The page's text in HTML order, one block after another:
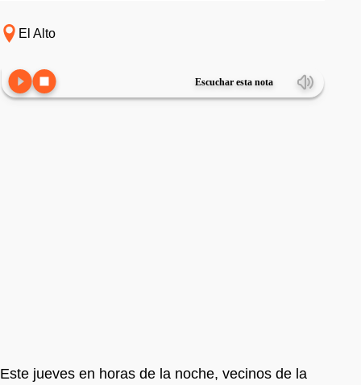
El Alto
Escuchar esta nota
Este jueves en horas de la noche, vecinos de la